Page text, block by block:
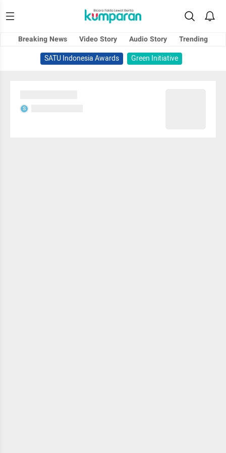
Breaking News Video Story Audio Story
Trending
SATU Indonesia Awards
Green Initiative
S